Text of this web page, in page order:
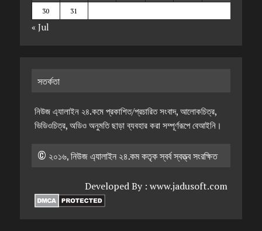
30
31
« Jul
সতর্কতা
নিউজ এ্যালাইন ২৪.কমে প্রকাশিত/প্রচারিত সংবাদ, আলোকচিত্র,
ভিডিওচিত্র, অডিও অনুমতি ছাড়া ব্যবহার করা সম্পূর্ণরূপে বেআইনি।
© ২০১৬, নিউজ এ্যালাইন ২৪.কম কতৃক স্বর্ব স্বত্ত্ব সংরক্ষিত
Developed By :www.jadusoft.com